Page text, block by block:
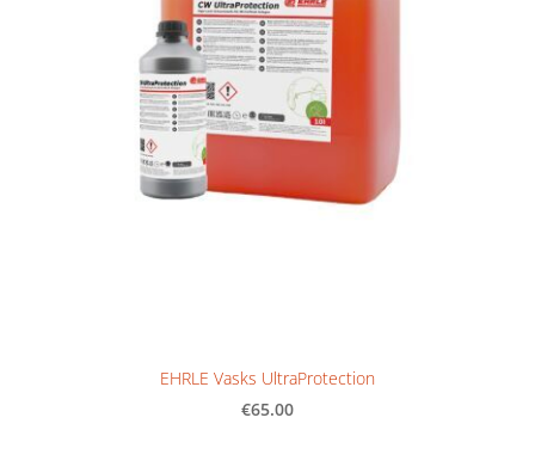
EHRLE Vasks UltraProtection
€65.00